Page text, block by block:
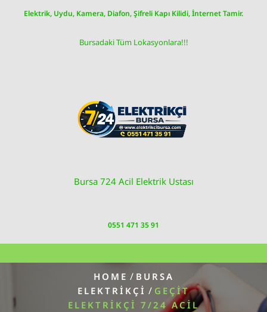
Elektrik, Uydu, Kamera, Diafon, Şifreli Kapı Kilidi, İnternet Tamir.
Bursadaki Tüm Lokasyonlara!!!
Bursa 724 Acil Elektrik Ustası
0551 471 35 91
HOME / BURSA
ELEKTRIKÇI / GEÇIT
ELEKTRIKÇI 7/24 ACIL